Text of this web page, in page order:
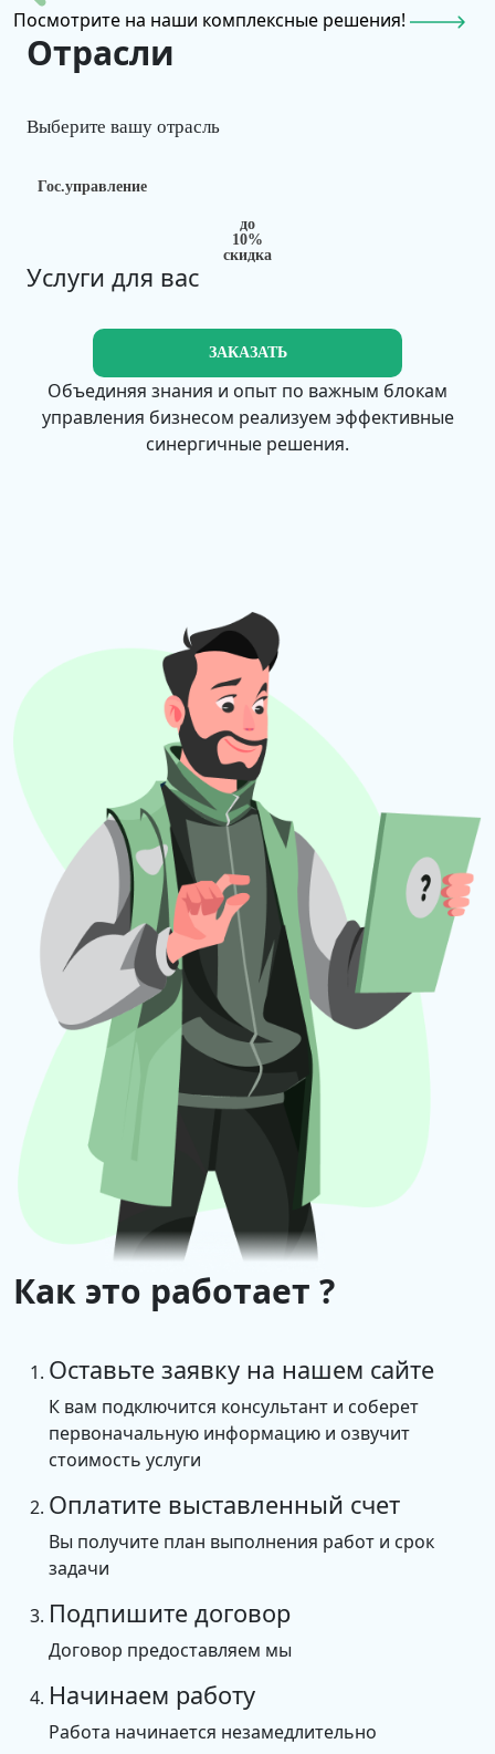
Посмотрите на наши комплексные решения!
Отрасли
Гос.управление
Выберите вашу отрасль
до
10%
скидка
Услуги для вас
ЗАКАЗАТЬ
Объединяя знания и опыт по важным блокам
управления бизнесом реализуем эффективные
синергичные решения.
Как это работает ?
Оставьте заявку на нашем сайте
К вам подключится консультант и соберет
первоначальную информацию и озвучит
стоимость услуги
Оплатите выставленный счет
Вы получите план выполнения работ и срок
задачи
Подпишите договор
Договор предоставляем мы
Начинаем работу
Работа начинается незамедлительно